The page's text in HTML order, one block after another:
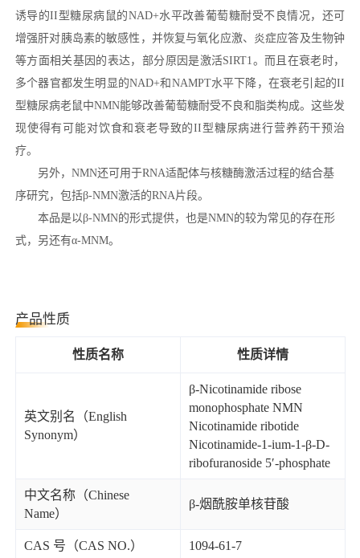
诱导的II型糖尿病鼠的NAD+水平改善葡萄糖耐受不良情况，还可
增强肝对胰岛素的敏感性，并恢复与氧化应激、炎症应答及生物钟
等方面相关基因的表达，部分原因是激活SIRT1。而且在衰老时，
多个器官都发生明显的NAD+和NAMPT水平下降，在衰老引起的II
型糖尿病老鼠中NMN能够改善葡萄糖耐受不良和脂类构成。这些发
现使得有可能对饮食和衰老导致的II型糖尿病进行营养药干预治
疗。
另外，NMN还可用于RNA适配体与核糖酶激活过程的结合基
序研究，包括β-NMN激活的RNA片段。
本品是以β-NMN的形式提供，也是NMN的较为常见的存在形
式，另还有α-MNM。
产品性质
性质名称 性质详情
英文别名（English
Synonym）
β-Nicotinamide ribose
monophosphate NMN
Nicotinamide ribotide
Nicotinamide-1-ium-1-β-D-
ribofuranoside 5′-phosphate
中文名称（Chinese
Name）
β-烟酰胺单核苷酸
CAS 号（CAS NO.） 1094-61-7